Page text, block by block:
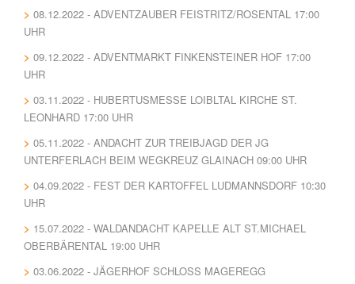
08.12.2022 - ADVENTZAUBER FEISTRITZ/ROSENTAL 17:00
UHR
09.12.2022 - ADVENTMARKT FINKENSTEINER HOF 17:00
UHR
03.11.2022 - HUBERTUSMESSE LOIBLTAL KIRCHE ST.
LEONHARD 17:00 UHR
05.11.2022 - ANDACHT ZUR TREIBJAGD DER JG
UNTERFERLACH BEIM WEGKREUZ GLAINACH 09:00 UHR
04.09.2022 - FEST DER KARTOFFEL LUDMANNSDORF 10:30
UHR
15.07.2022 - WALDANDACHT KAPELLE ALT ST.MICHAEL
OBERBÄRENTAL 19:00 UHR
03.06.2022 - JÄGERHOF SCHLOSS MAGEREGG